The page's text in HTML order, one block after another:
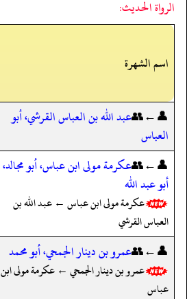
الرواة الحديث:
اسم الشهرة
👤←👥عبد الله بن العباس القرشي، أبو
العباس
👤←👥عكرمة مولى ابن عباس، أبو مجالد،
أبو عبد الله
عكرمة مولى ابن عباس ← عبد الله بن
العباس القرشي
👤←👥عمرو بن دينار الجمحي، أبو محمد
عمرو بن دينار الجمحي ← عكرمة مولى ابن
عباس